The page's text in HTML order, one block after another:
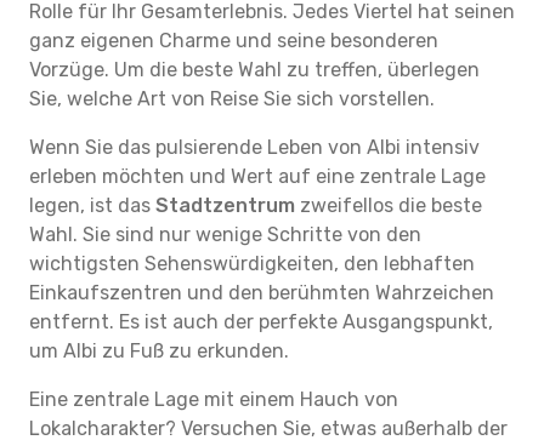
Rolle für Ihr Gesamterlebnis. Jedes Viertel hat seinen
ganz eigenen Charme und seine besonderen
Vorzüge. Um die beste Wahl zu treffen, überlegen
Sie, welche Art von Reise Sie sich vorstellen.
Wenn Sie das pulsierende Leben von Albi intensiv
erleben möchten und Wert auf eine zentrale Lage
legen, ist das Stadtzentrum zweifellos die beste
Wahl. Sie sind nur wenige Schritte von den
wichtigsten Sehenswürdigkeiten, den lebhaften
Einkaufszentren und den berühmten Wahrzeichen
entfernt. Es ist auch der perfekte Ausgangspunkt,
um Albi zu Fuß zu erkunden.
Eine zentrale Lage mit einem Hauch von
Lokalcharakter? Versuchen Sie, etwas außerhalb der